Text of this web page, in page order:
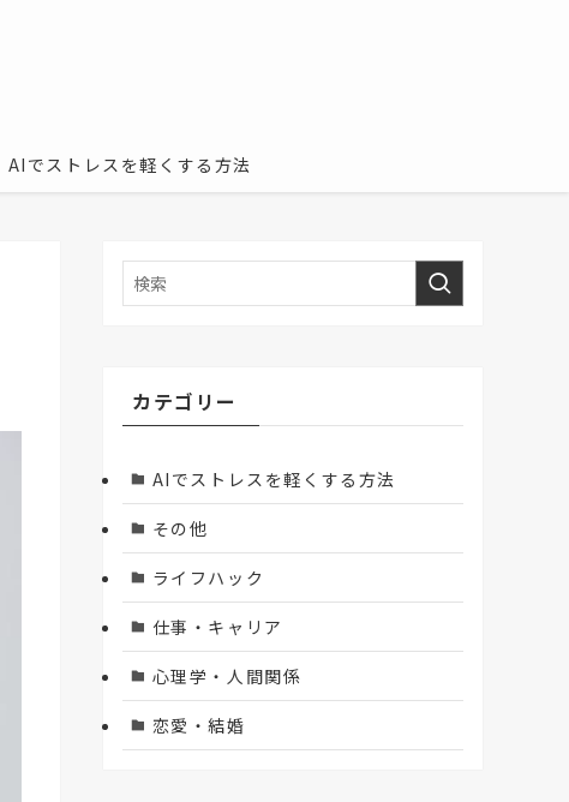
AIでストレスを軽くする方法
カテゴリー
AIでストレスを軽くする方法
その他
ライフハック
仕事・キャリア
心理学・人間関係
恋愛・結婚